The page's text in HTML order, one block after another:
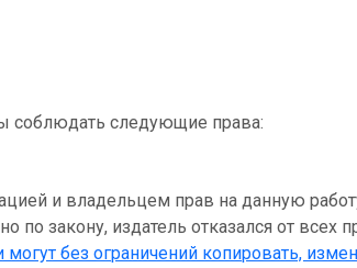
соблюдать следующие права:
и владельцем прав на данную
по закону, издатель отказался от всех
могут без ограничений копировать,